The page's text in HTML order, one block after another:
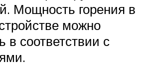
Мощность горения в
можно
в соответствии с